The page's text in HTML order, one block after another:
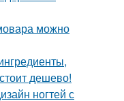
можно
дешево!
ногтей с